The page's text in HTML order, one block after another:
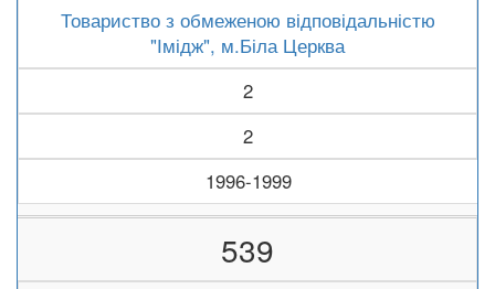
Товариство з обмеженою відповідальністю
"Імідж", м.Біла Церква
2
2
1996-1999
539